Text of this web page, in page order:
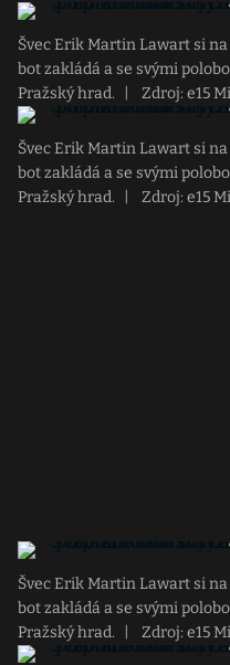
Švec Erik Martin Lawart si
bot zakládá a se svými
Pražský hrad.
Zdroj: e15
Švec Erik Martin Lawart si
bot zakládá a se svými
Pražský hrad.
Zdroj: e15
Švec Erik Martin Lawart si
bot zakládá a se svými
Pražský hrad.
Zdroj: e15